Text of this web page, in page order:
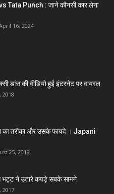
Tata Punch : जाने कौनसी कार लेना
16, 2024
डांस की वीडियो हुई इंटरनेट पर वायरल
2018
का तरीका और उसके फायदे । Japani
25, 2019
ने उतारे कपड़े सबके सामने
2017